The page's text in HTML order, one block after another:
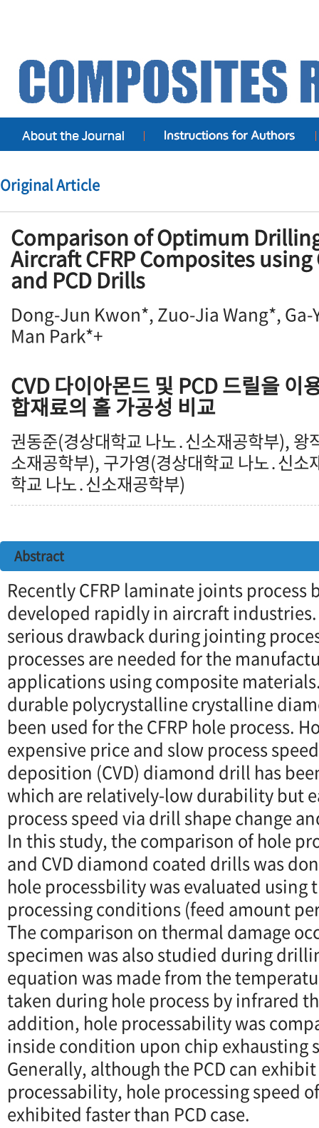
Original Article
Comparison of Optimum
Aircraft CFRP Composites using
and PCD Drills
Dong-Jun Kwon*, Zuo-Jia Wang*,
Man Park*+
CVD 다이아몬드 및 PCD 드릴을 이
합재료의 홀 가공성 비교
권동준(경상대학교 나노․신소재공학부), 왕
소재공학부), 구가영(경상대학교 나노․신소
학교 나노․신소재공학부)
Abstract
Recently CFRP laminate joints process
developed rapidly in aircraft
serious drawback during jointing
processes are needed for the
applications using composite
durable polycrystalline crystalline
been used for the CFRP hole process.
expensive price and slow process
deposition (CVD) diamond drill has
which are relatively-low durability but
process speed via drill shape change
In this study, the comparison of hole
and CVD diamond coated drills was
hole processbility was evaluated using
processing conditions (feed amount
The comparison on thermal damage
specimen was also studied during
equation was made from the
taken during hole process by infrared
addition, hole processability was
inside condition upon chip exhausting
Generally, although the PCD can
processability, hole processing speed
exhibited faster than PCD case.